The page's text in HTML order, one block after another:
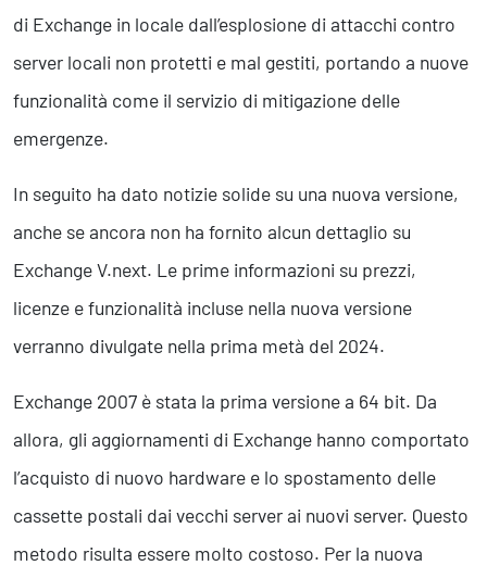
di Exchange in locale dall’esplosione di attacchi contro
server locali non protetti e mal gestiti, portando a nuove
funzionalità come il servizio di mitigazione delle
emergenze.
In seguito ha dato notizie solide su una nuova versione,
anche se ancora non ha fornito alcun dettaglio su
Exchange V.next. Le prime informazioni su prezzi,
licenze e funzionalità incluse nella nuova versione
verranno divulgate nella prima metà del 2024.
Exchange 2007 è stata la prima versione a 64 bit. Da
allora, gli aggiornamenti di Exchange hanno comportato
l’acquisto di nuovo hardware e lo spostamento delle
cassette postali dai vecchi server ai nuovi server. Questo
metodo risulta essere molto costoso. Per la nuova